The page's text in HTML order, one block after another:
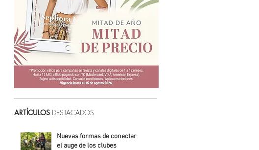
ARTÍCULOS DESTACADOS
Nuevas formas de conectar:
el auge de los clubes